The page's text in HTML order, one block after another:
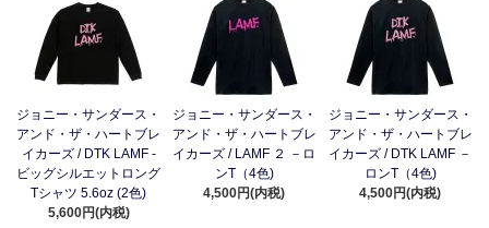
ジョニー・サンダース・
アンド・ザ・ハートブレ
イカーズ / DTK LAMF -
ビッグシルエットロング
Tシャツ 5.6oz (2色)
5,600円(内税)
ジョニー・サンダース・
アンド・ザ・ハートブレ
イカーズ / LAMF ２ －ロ
ンT（4色)
4,500円(内税)
ジョニー・サンダース・
アンド・ザ・ハートブレ
イカーズ / DTK LAMF －
ロンT（4色)
4,500円(内税)